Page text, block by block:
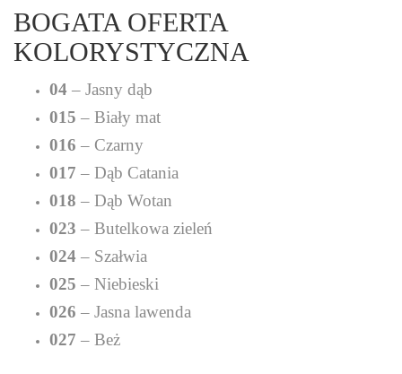
BOGATA OFERTA
KOLORYSTYCZNA
04 – Jasny dąb
015 – Biały mat
016 – Czarny
017 – Dąb Catania
018 – Dąb Wotan
023 – Butelkowa zieleń
024 – Szałwia
025 – Niebieski
026 – Jasna lawenda
027 – Beż